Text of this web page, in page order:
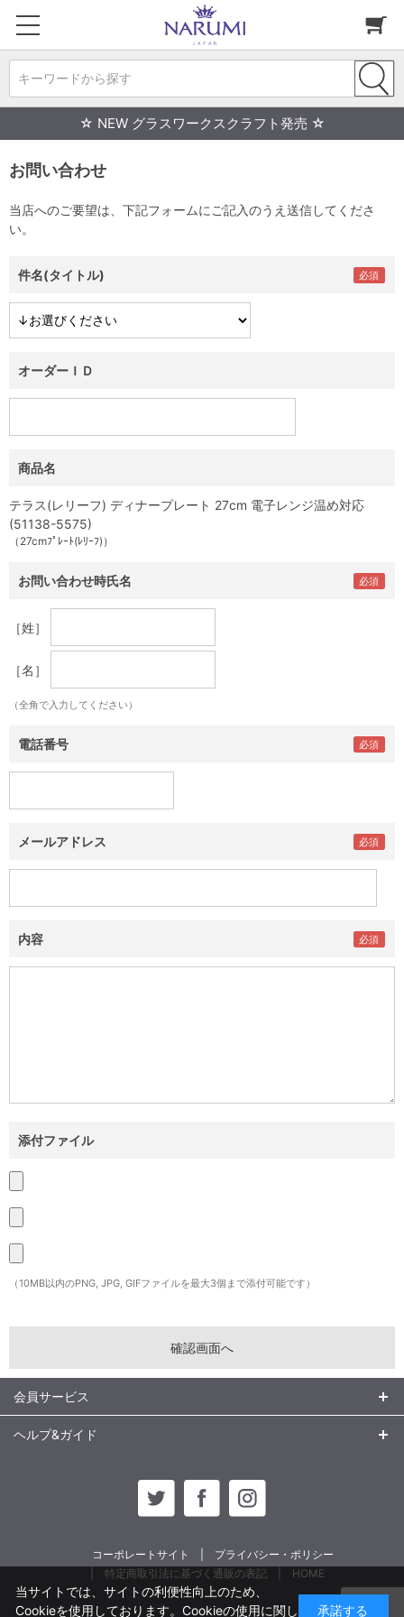
キーワードから探す
☆ NEW グラスワークスクラフト発売 ☆
お問い合わせ
当店へのご要望は、下記フォームにご記入のうえ送信してくださ
い。
件名(タイトル)
オーダーＩＤ
商品名
テラス(レリーフ) ディナープレート 27cm 電子レンジ温め対応
(51138-5575)
（27cmﾌﾟﾚｰﾄ(ﾚﾘｰﾌ)）
お問い合わせ時氏名
［姓］
［名］
（全角で入力してください）
電話番号
メールアドレス
内容
添付ファイル
（10MB以内のPNG, JPG, GIFファイルを最大3個まで添付可能です）
会員サービス
ヘルプ&ガイド
コーポレートサイト
プライバシー・ポリシー
特定商取引法に基づく通販の表記
HOME
当サイトでは、サイトの利便性向上のため、
Cookieを使用しております。Cookieの使用に関し
承諾する